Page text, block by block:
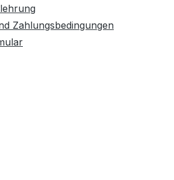
Zahlungsbedingungen